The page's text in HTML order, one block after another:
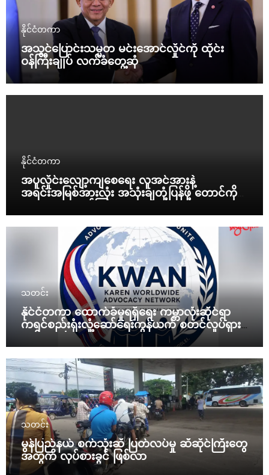
နိုင်ငံတကာ
အသွင်ပြောင်းသမ္မတ မင်းအောင်လှိုင်ကို ထိုင်း
ဝန်ကြီးချုပ် လက်ခံတွေ့ဆုံ
နိုင်ငံတကာ
အပူလှိုင်းလျော့ကျစေရေး လူအင်အားနဲ့
အရင်းအမြစ်အားလုံး အသုံးချတုံ့ပြန်ဖို့ တောင်ကိုရီး
သတင်း
နိုင်ငံတကာ ထောက်ခံမှုရရှိရေး ကမ္ဘာလုံးဆိုင်ရာ
ကရင်စည်းရုံးလှုံ့ဆော်ရေးကွန်ယက် စတင်လှုပ်ရှား
သတင်း
မွန်ပြည်နယ် စက်သုံးဆီ ပြတ်လပ်မှု ဆီဆိုင်ကြီးတွေ
အတွက် လုပ်စားခွင် ဖြစ်လာ